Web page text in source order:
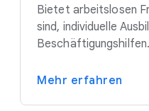
Bietet arbeitslosen
sind, individuelle
Beschäftigungshilfen.
Mehr erfahren